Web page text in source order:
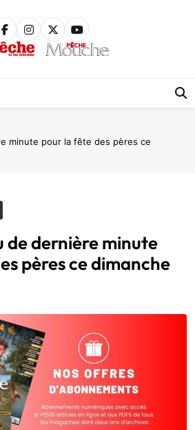
minute pour la fête des pères ce
de dernière minute
pères ce dimanche